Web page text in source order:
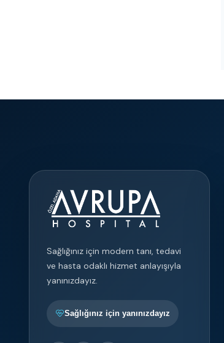
Sağlığınız için modern tanı, tedavi
ve hasta odaklı hizmet anlayışıyla
yanınızdayız.
Sağlığınız için yanınızdayız